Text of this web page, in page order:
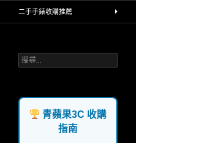
環保理念，回收再利用，不製造汙染
錶 禮券 rimowa行李箱 精品，台北 台
二手手錶收購推薦
搜
尋
字:
青蘋果3C 收購
指南